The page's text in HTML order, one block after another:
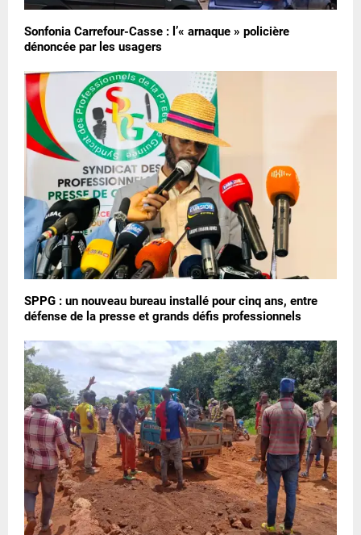
Sonfonia Carrefour-Casse : l’« arnaque » policière
dénoncée par les usagers
SPPG : un nouveau bureau installé pour cinq ans, entre
défense de la presse et grands défis professionnels